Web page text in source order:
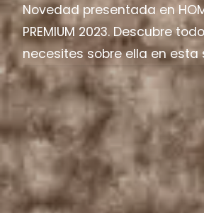
Novedad presentada en
PREMIUM 2023. Descubre
necesites sobre ella en esta